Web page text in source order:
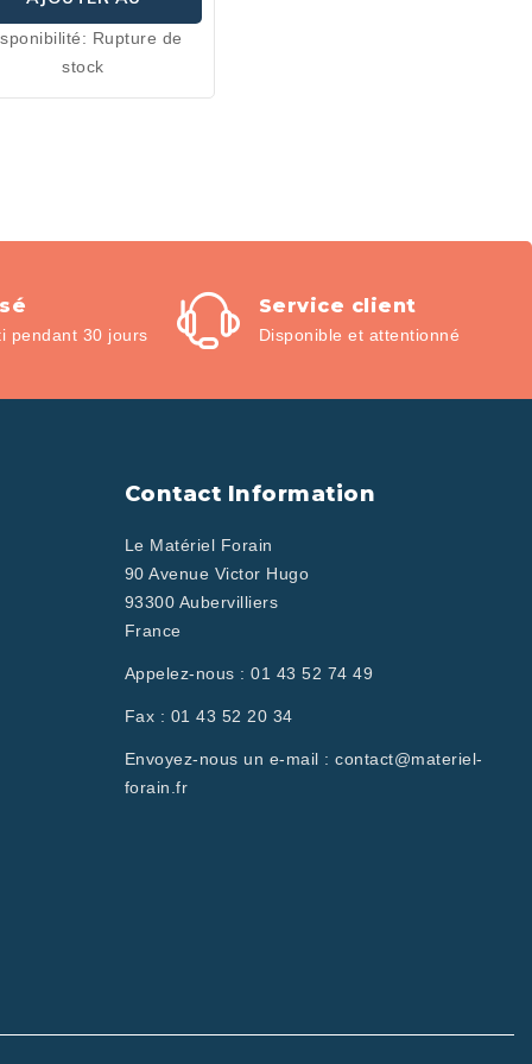
PANIER
Rupture de
stock
pendant 30 jours
Service client
Disponible et attentionné
Contact Information
Le Matériel Forain
90 Avenue Victor Hugo
93300 Aubervilliers
France
Appelez-nous : 01 43 52 74 49
Fax : 01 43 52 20 34
Envoyez-nous un e-mail : contact@materiel-
forain.fr